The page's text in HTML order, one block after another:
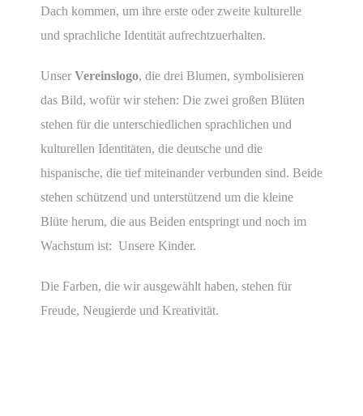
Dach kommen, um ihre erste oder zweite kulturelle
und sprachliche Identität aufrechtzuerhalten.
Unser Vereinslogo, die drei Blumen, symbolisieren
das Bild, wofür wir stehen: Die zwei großen Blüten
stehen für die unterschiedlichen sprachlichen und
kulturellen Identitäten, die deutsche und die
hispanische, die tief miteinander verbunden sind. Beide
stehen schützend und unterstützend um die kleine
Blüte herum, die aus Beiden entspringt und noch im
Wachstum ist: Unsere Kinder.
Die Farben, die wir ausgewählt haben, stehen für
Freude, Neugierde und Kreativität.